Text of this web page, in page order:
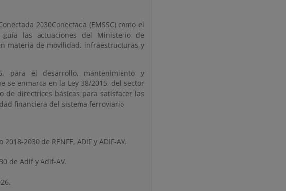
2030Conectada (EMSSC) como el
las actuaciones del Ministerio de
materia de movilidad, infraestructuras y
para el desarrollo, mantenimiento y
se enmarca en la Ley 38/2015, del sector
de directrices básicas para satisfacer las
financiera del sistema ferroviario
2030 de RENFE, ADIF y ADIF-AV.
de Adif y Adif-AV.